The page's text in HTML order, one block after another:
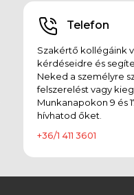
Telefon
Szakértő kollégáink
kérdéseidre és
Neked a személyre
felszerelést vagy
Munkanapokon 9 és
hívhatod őket.
+36/1 411 3601